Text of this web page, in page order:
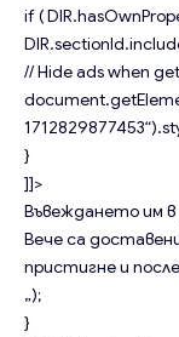
if (
// Hide ads when
}
]]>
Въвеждането им
Вече са
пристигне и
„);
}